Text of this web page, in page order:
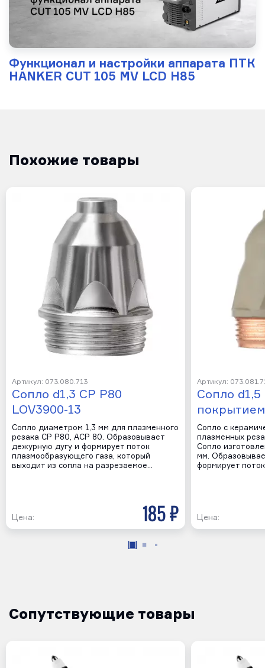
Функционал и настройки аппарата ПТК
HANKER CUT 105 MV LCD H85
Похожие товары
Артикул: 073.080.713
Сопло d1,3 CP P80
LOV3900-13
Сопло диаметром 1,3 мм для плазменного
резака CP P80, ACP 80. Образовывает
дежурную дугу и формирует поток
плазмообразующего газа, который
выходит из сопла на разрезаемое…
Цена: 185 р
Артикул:
Сопло
Сопло с
плазменных
Сопло
мм.
формирует
Цена:
Сопутствующие товары